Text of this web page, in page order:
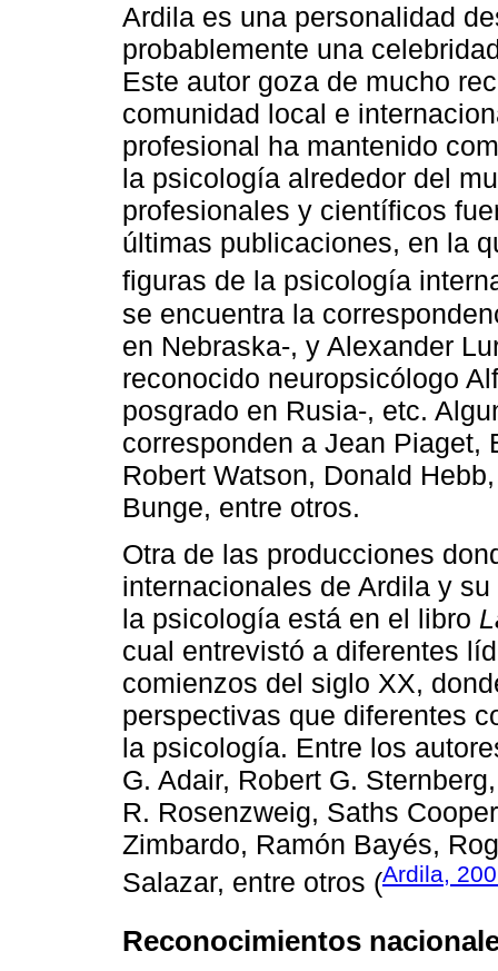
Ardila es una personalidad
probablemente una
Este autor goza de mucho
comunidad local e
profesional ha mantenido
la psicología alrededor del
profesionales y científicos
últimas publicaciones, en la
figuras de la psicología
se encuentra la
en Nebraska-, y Alexander
reconocido neuropsicólogo
posgrado en Rusia-, etc.
corresponden a Jean Piaget,
Robert Watson, Donald
Bunge, entre otros.
Otra de las producciones
internacionales de Ardila y
la psicología está en el libro
cual entrevistó a diferentes
comienzos del siglo XX,
perspectivas que diferentes
la psicología. Entre los
G. Adair, Robert G.
R. Rosenzweig, Saths
Zimbardo, Ramón Bayés,
Salazar, entre otros (Ardila,
Reconocimientos